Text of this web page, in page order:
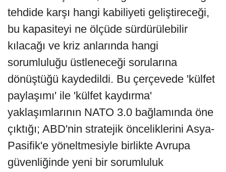
tehdide karşı hangi kabiliyeti geliştireceği,
bu kapasiteyi ne ölçüde sürdürülebilir
kılacağı ve kriz anlarında hangi
sorumluluğu üstleneceği sorularına
dönüştüğü kaydedildi. Bu çerçevede 'külfet
paylaşımı' ile 'külfet kaydırma'
yaklaşımlarının NATO 3.0 bağlamında öne
çıktığı; ABD'nin stratejik önceliklerini Asya-
Pasifik'e yöneltmesiyle birlikte Avrupa
güvenliğinde yeni bir sorumluluk